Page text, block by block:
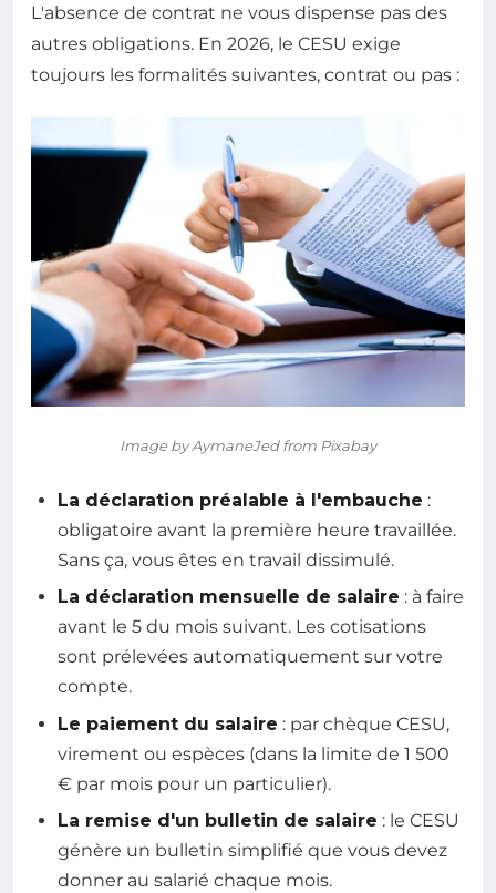
L'absence de contrat ne vous dispense pas des
autres obligations. En 2026, le CESU exige
toujours les formalités suivantes, contrat ou pas :
Image by AymaneJed from Pixabay
La déclaration préalable à l'embauche :
obligatoire avant la première heure travaillée.
Sans ça, vous êtes en travail dissimulé.
La déclaration mensuelle de salaire : à faire
avant le 5 du mois suivant. Les cotisations
sont prélevées automatiquement sur votre
compte.
Le paiement du salaire : par chèque CESU,
virement ou espèces (dans la limite de 1 500
€ par mois pour un particulier).
La remise d'un bulletin de salaire : le CESU
génère un bulletin simplifié que vous devez
donner au salarié chaque mois.